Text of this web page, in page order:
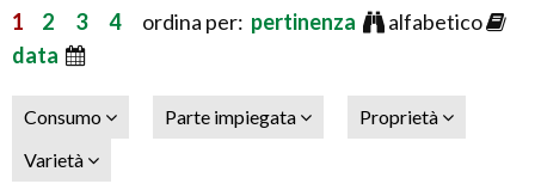
1 2 3 4ordina per: pertinenza
alfabetico
data
Consumo Parte impiegata
Proprietà
Varietà